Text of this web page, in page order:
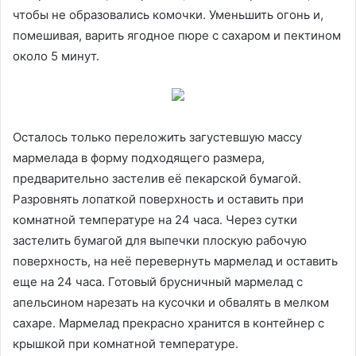
чтобы не образовались комочки. Уменьшить огонь и,
помешивая, варить ягодное пюре с сахаром и пектином
около 5 минут.
Осталось только переложить загустевшую массу
мармелада в форму подходящего размера,
предварительно застелив её пекарской бумагой.
Разровнять лопаткой поверхность и оставить при
комнатной температуре на 24 часа. Через сутки
застелить бумагой для выпечки плоскую рабочую
поверхность, на неё перевернуть мармелад и оставить
еще на 24 часа. Готовый брусничный мармелад с
апельсином нарезать на кусочки и обвалять в мелком
сахаре. Мармелад прекрасно хранится в контейнер с
крышкой при комнатной температуре.